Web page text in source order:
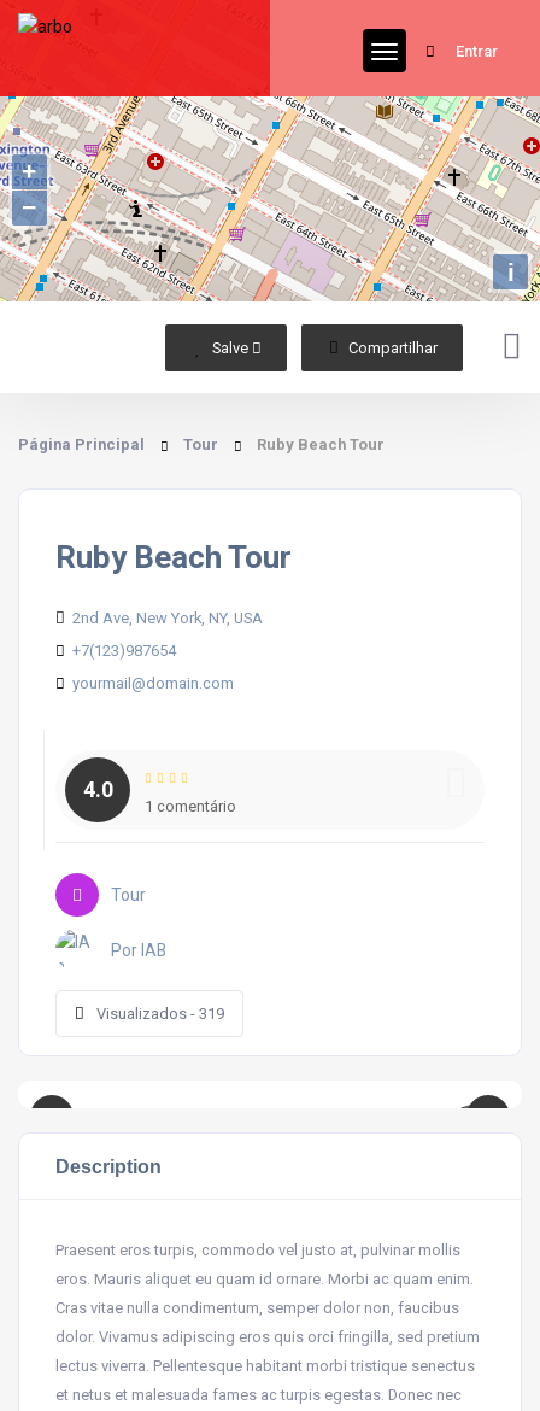
Entrar
+
−
i
Salve  Compartilhar
Página Principal Tour Ruby Beach Tour
Ruby Beach Tour
2nd Ave, New York, NY, USA
+7(123)987654
yourmail@domain.com
4.0
1 comentário
Tour
Por IAB
Visualizados - 319
Description
Praesent eros turpis, commodo vel justo at, pulvinar mollis
eros. Mauris aliquet eu quam id ornare. Morbi ac quam enim.
Cras vitae nulla condimentum, semper dolor non, faucibus
dolor. Vivamus adipiscing eros quis orci fringilla, sed pretium
lectus viverra. Pellentesque habitant morbi tristique senectus
et netus et malesuada fames ac turpis egestas. Donec nec